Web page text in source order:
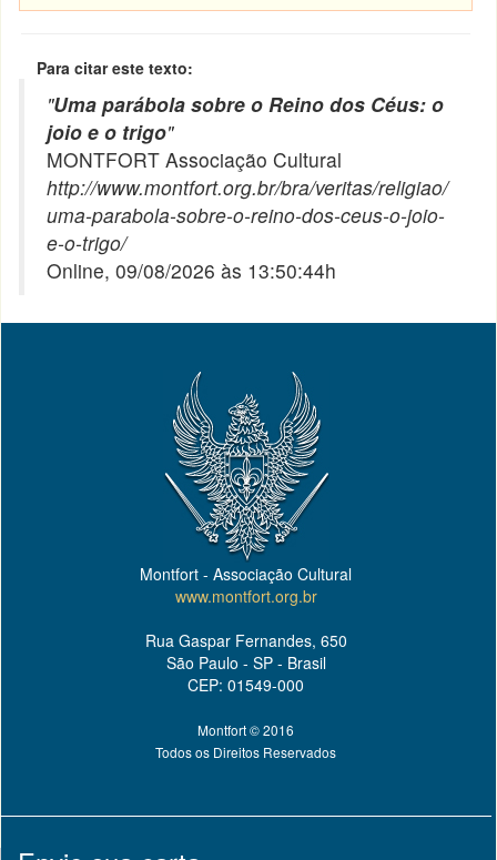
Para citar este texto:
"Uma parábola sobre o Reino dos Céus: o
joio e o trigo"
MONTFORT Associação Cultural
http://www.montfort.org.br/bra/veritas/religiao/
uma-parabola-sobre-o-reino-dos-ceus-o-joio-
e-o-trigo/
Online, 09/08/2026 às 13:50:44h
Montfort - Associação Cultural
www.montfort.org.br
Rua Gaspar Fernandes, 650
São Paulo - SP - Brasil
CEP: 01549-000
Montfort © 2016
Todos os Direitos Reservados